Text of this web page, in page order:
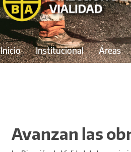
Inicio Institucional Áreas
Avanzan las